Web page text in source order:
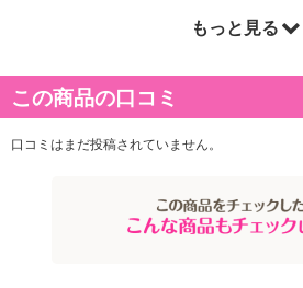
ール/シルセスキオキサン)コポリマー、イソヘキサデカン
2Na、セトリモニウムクロリド、BG、ラウロイルラクチ
エキス、ハス花エキス、セラミドNP、フィトスフィンゴシ
ン、マルトデキストリン、パルミチン酸アスコルビル、ト
香酸Na、フェノキシエタノール、ソルビン酸K、香料
もっと見る
この商品の口コミ
口コミはまだ投稿されていません。